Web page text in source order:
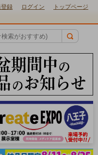
録 ログイン トップページ